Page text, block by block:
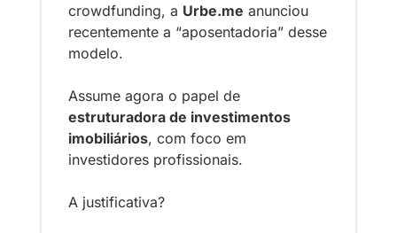
crowdfunding, a Urbe.me anunciou
recentemente a “aposentadoria” desse
modelo.
estruturadora de investimentos
imobiliários, com foco em
investidores profissionais.
A justificativa?